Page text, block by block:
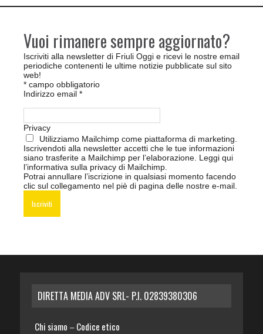
Vuoi rimanere sempre aggiornato?
Iscriviti alla newsletter di Friuli Oggi e ricevi le nostre email
periodiche contenenti le ultime notizie pubblicate sul sito
web!
* campo obbligatorio
Indirizzo email *
Privacy
Utilizziamo Mailchimp come piattaforma di marketing.
Iscrivendoti alla newsletter accetti che le tue informazioni
siano trasferite a Mailchimp per l’elaborazione. Leggi qui
l’informativa sulla privacy di Mailchimp
Potrai annullare l’iscrizione in qualsiasi momento facendo
clic sul collegamento nel piè di pagina delle nostre e-mail.
DIRETTA MEDIA ADV SRL- P.I. 02839380306
Chi siamo – Codice etico